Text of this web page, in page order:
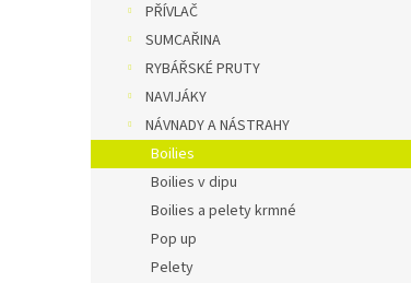
PŘÍVLAČ
SUMCAŘINA
RYBÁŘSKÉ PRUTY
NAVIJÁKY
NÁVNADY A NÁSTRAHY
Boilies
Boilies v dipu
Boilies a pelety krmné
Pop up
Pelety